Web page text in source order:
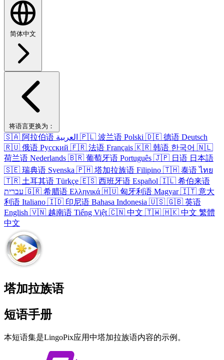
简体中文
将​语言​更换​为​：
🇸🇦 阿拉伯语 العربية 🇵🇱 波兰语 Polski 🇩🇪 德语 Deutsch
🇷🇺 俄语 Русский 🇫🇷 法语 Français 🇰🇷 韩语 한국어 🇳🇱
荷兰语 Nederlands 🇧🇷 葡萄牙语 Português 🇯🇵 日语 日本語
🇸🇪 瑞典语 Svenska 🇵🇭 塔​加拉​族语 Filipino 🇹🇭 泰语 ไทย
🇹🇷 土耳其语 Türkçe 🇪🇸 西班牙语 Español 🇮🇱 希伯来语
עברית 🇬🇷 希腊语 Ελληνικά 🇭🇺 匈牙利语 Magyar 🇮🇹 意大
利语 Italiano 🇮🇩 印尼语 Bahasa Indonesia 🇺🇸 🇬🇧 英语
English 🇻🇳 越南语 Tiếng Việt 🇨🇳 中文 🇹🇼 🇭🇰 中文 繁體
中文
塔​加拉​族语
短语​手册
本​短语集​是​LingoPix​应用​中​塔​加拉​族语​内容​的​示例。